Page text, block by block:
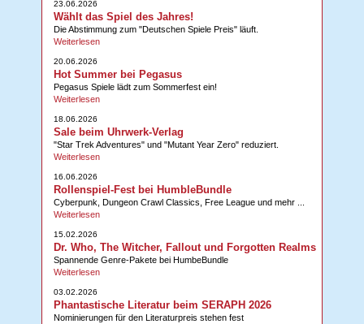
23.06.2026
Wählt das Spiel des Jahres!
Die Abstimmung zum "Deutschen Spiele Preis" läuft.
Weiterlesen
20.06.2026
Hot Summer bei Pegasus
Pegasus Spiele lädt zum Sommerfest ein!
Weiterlesen
18.06.2026
Sale beim Uhrwerk-Verlag
"Star Trek Adventures" und "Mutant Year Zero" reduziert.
Weiterlesen
16.06.2026
Rollenspiel-Fest bei HumbleBundle
Cyberpunk, Dungeon Crawl Classics, Free League und mehr ...
Weiterlesen
15.02.2026
Dr. Who, The Witcher, Fallout und Forgotten Realms
Spannende Genre-Pakete bei HumbeBundle
Weiterlesen
03.02.2026
Phantastische Literatur beim SERAPH 2026
Nominierungen für den Literaturpreis stehen fest